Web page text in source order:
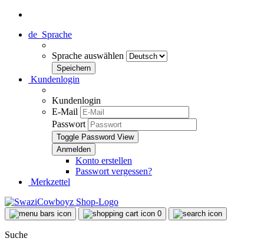
de Sprache
Sprache auswählen
Kundenlogin
Kundenlogin
E-Mail
Passwort
Toggle Password View
Konto erstellen
Passwort vergessen?
Merkzettel
0
Suche